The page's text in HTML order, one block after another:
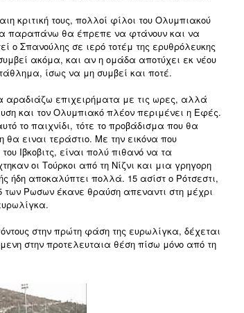
κριτική τους, πολλοί φίλοι του Ολυμπιακού
παραπάνω θα έπρεπε να φτάνουν και να
ο Σπανούλης σε ιερό τοτέμ της ερυθρόλευκης
ακόμα, και αν η ομάδα αποτύχει εκ νέου
ίσως να μη συμβεί και ποτέ.
επιχειρήματα με τις ωρες, αλλά
και τον Ολυμπιακό πλέον περιμένει η Εφές.
το παιχνίδι, τότε το προβάδισμα που θα
θα ειναι τεράστιο. Με την εικόνα που
Ιβκοβιτς, είναι πολύ πιθανό να τα
οι Τούρκοι από τη Νίζνι και μια γρηγορη
ήδη αποκαλύπτει πολλά. 15 ασίστ ο Ρότσεστι,
των Ρωσων έκανε θραύση απεναντι στη μέχρι
στην πρώτη φάση της ευρωλίγκα, δέχεται
στην προτελευταια θέση πίσω μόνο από τη